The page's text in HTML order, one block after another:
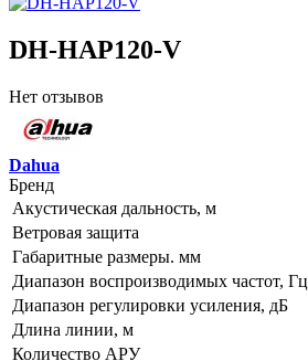
DH-HAP120-V
Нет отзывов
Dahua
Бренд
Акустическая дальность, м
Ветровая защита
Габаритные размеры. мм
Диапазон воспроизводимых частот, Гц
Диапазон регулировки усиления, дБ
Длина линии, м
Количество АРУ